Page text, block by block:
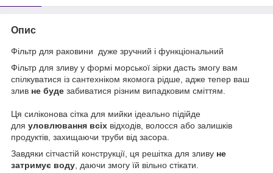
Опис
Фільтр для раковини дуже зручний і функціональний
Фільтр для зливу у формі морської зірки дасть змогу вам
спілкуватися із сантехніком якомога рідше, адже тепер ваш
злив не буде забиватися різним випадковим сміттям.
Ця силіконова сітка для мийки ідеально підійде
для уловлювання всіх відходів, волосся або залишків
продуктів, захищаючи труби від засора.
Завдяки сітчастій конструкції, ця решітка для зливу не
затримує воду , даючи змогу їй вільно стікати.